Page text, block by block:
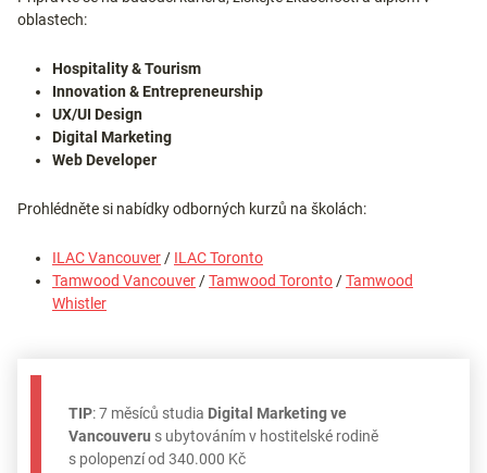
oblastech:
Hospitality & Tourism
Innovation & Entrepreneurship
UX/UI Design
Digital Marketing
Web Developer
Prohlédněte si nabídky odborných kurzů na školách:
ILAC Vancouver / ILAC Toronto
Tamwood Vancouver /Tamwood Toronto /Tamwood
Whistler
TIP: 7 měsíců studia Digital Marketing ve
Vancouveru s ubytováním v hostitelské rodině
s polopenzí od 340.000 Kč